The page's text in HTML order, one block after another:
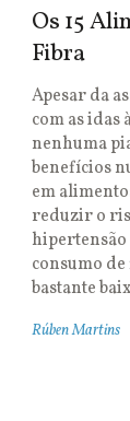
Os 15
Fibra
Apesar da
com as idas
nenhuma
benefícios
em
reduzir o
consumo
bastante
Rúben Martins